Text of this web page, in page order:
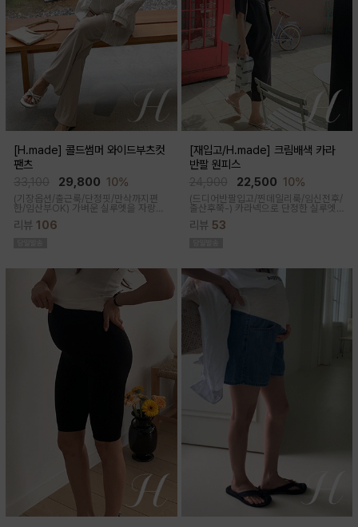
[H.made] 콜드썸머 와이드부츠컷
팬츠
29,800 10%
(기장옵션/출근룩/단정핏/만삭까지편
한/임산부OK) 가벼운 실루엣을 자랑하
는 와이드 부츠컷 팬츠예요~ 시원한 원
단감과 디자인으로 쾌적하게 착용돼요
리뷰 106
[재입고/H.made] 크림배색 카라
반팔 원피스
22,500 10%
(드디어반팔입고/찐데일리룩/임신전후/
출산후쭉-) 카라넥으로 단정한 실루엣
과 배색 디테일이 들어가면서 전체적으
로 여유있는 핏감과 미운 군살을 가려주
리뷰 53